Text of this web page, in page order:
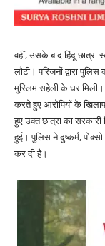
वहीं, उसके बाद हिंदू
लौटी। परिजनों द्वारा
मुस्लिम सहेली के घर मिली।
करते हुए आरोपियों के
हुए उक्त छात्रा का
हुई। पुलिस ने दुष्कर्म,
कर दी है।